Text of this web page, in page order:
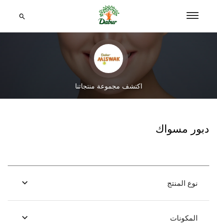
اكتشف مجموعة منتجاتنا
دبور مسواك
نوع المنتج
المكونات